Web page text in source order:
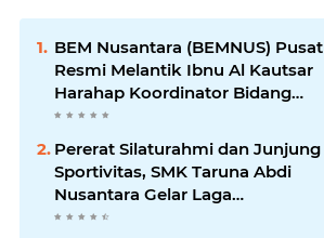
BEM Nusantara (BEMNUS) Pusat
Resmi Melantik Ibnu Al Kautsar
Harahap Koordinator Bidang
(Korbid) BEMNUS Periode
Pererat Silaturahmi dan Junjung
Sportivitas, SMK Taruna Abdi
Nusantara Gelar Laga
Persahabatan Bola Voli Putra